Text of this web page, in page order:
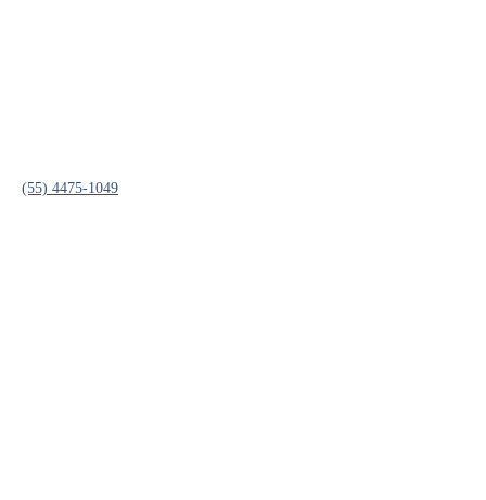
(55) 4475-1049